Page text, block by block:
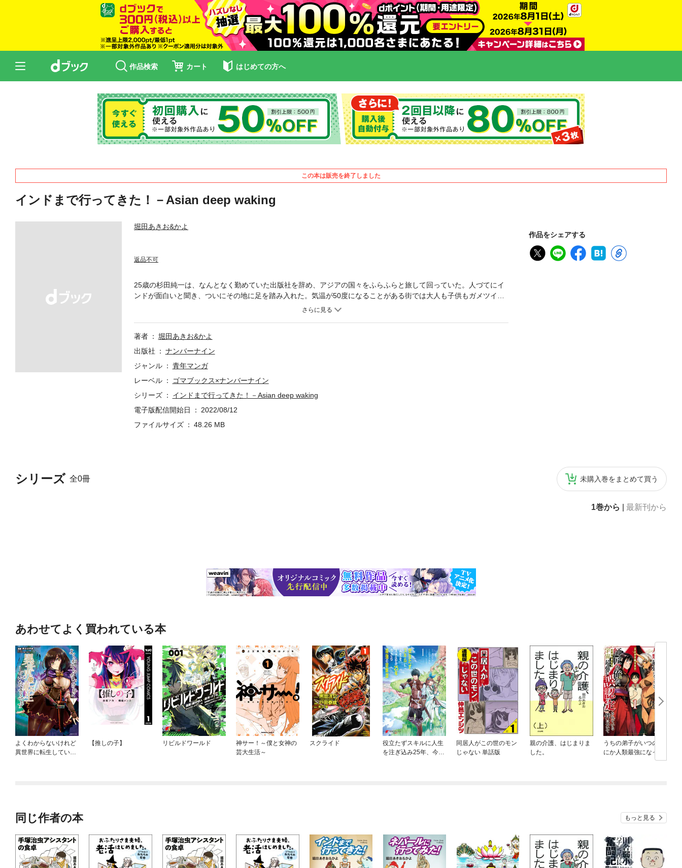
作品検索 カート はじめての方へ
この本は販売を終了しました
インドまで行ってきた！－Asian deep waking
堀田あきお&かよ
返品不可
作品をシェアする
シリーズ 全0冊 未購入巻をまとめて買う
1巻から 最新刊から
25歳の杉田純一は、なんとなく勤めていた出版社を辞め、アジアの国々をふらふらと旅して回っていた。人づてにイ
ンドが面白いと聞き、ついにその地に足を踏み入れた。気温が50度になることがある街では大人も子供もガメツイ商
売をしていたり、牛が路上を歩きまわっていたり、はたまた修行に明け暮れる人がいたりと、日本とはまるで異質な
流から、ちょっと切なくも温かい人間模様が展開されていく。デリー、バラナシ、カトマンズへと続く、インドの
旅。インドに行ってみたいと思わせる、秀逸の紀行マンガ！コラムの「インド雑学旅案内」では豆知識が盛り沢山、
き必見、イッキ読み間違いなし！
著者
堀田あきお&かよ
出版社
ナンバーナイン
ジャンル
青年マンガ
レーベル
ゴマブックス×ナンバーナイン
シリーズ
インドまで行ってきた！－Asian deep waking
電子版配信開始日
2022/08/12
ファイルサイズ
48.26 MB
あわせてよく買われている本
よくわからないけれど
異世界に転生していた
【推しの子】 リビルドワールド
神サー！～僕と女神の
芸大生活～
スクライド
役立たずスキルに人生
を注ぎ込み25年、今さ
同居人がこの世のモン
じゃない 単話版
親の介護、はじまりま
した。
うちの弟子がいつのま
にか人類最強になって
いて、なんの才能もな
同じ作者の本 もっと見る